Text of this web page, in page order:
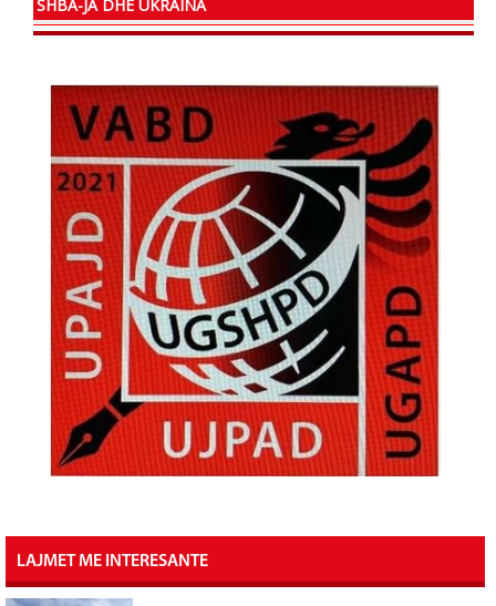
SHBA-JA DHE UKRAINA
LAJMET ME INTERESANTE